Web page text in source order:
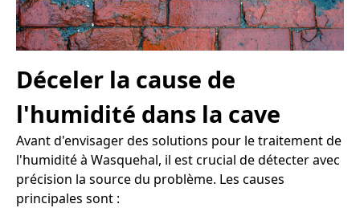
Déceler la cause de
l'humidité dans la cave
Avant d'envisager des solutions pour le traitement de
l'humidité à Wasquehal, il est crucial de détecter avec
précision la source du problème. Les causes
principales sont :